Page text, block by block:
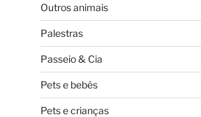
Outros animais
Palestras
Passeio & Cia
Pets e bebês
Pets e crianças